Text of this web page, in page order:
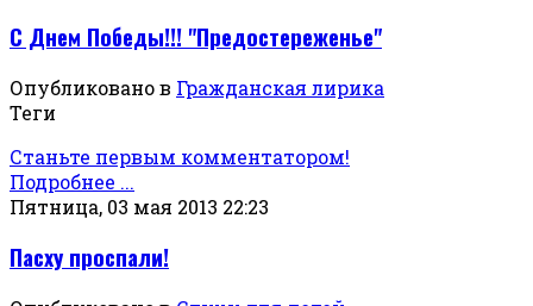
С Днем Победы!!! "Предостереженье"
Опубликовано в Гражданская лирика
Теги
Станьте первым комментатором!
Подробнее ...
Пятница, 03 мая 2013 22:23
Пасху проспали!